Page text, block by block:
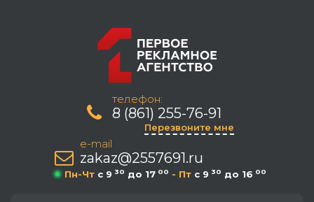
телефон:
8 (861) 255-76-91
Перезвоните мне
e-mail
zakaz@2557691.ru
Пн-Чт c 9 30 до 17 00 - Пт c 9 30 до 16 00